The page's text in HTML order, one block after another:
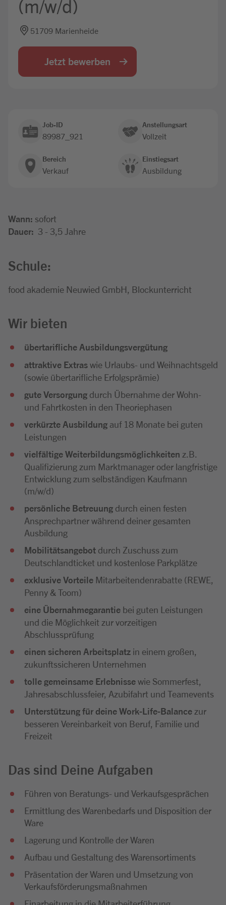
(m/w/d)
51709 Marienheide
Jetzt bewerben
Job-ID
89987_921
Anstellungsart
Vollzeit
Bereich
Verkauf
Einstiegsart
Ausbildung
Wann: sofort
Dauer: 3 - 3,5 Jahre
Schule:
food akademie Neuwied GmbH, Blockunterricht
Wir bieten
übertarifliche Ausbildungsvergütung
attraktive Extraswie Urlaubs- und Weihnachtsgeld
(sowie übertarifliche Erfolgsprämie)
gute Versorgung durch Übernahme der Wohn-
und Fahrtkosten in den Theoriephasen
verkürzte Ausbildung auf 18 Monate bei guten
Leistungen
vielfältige Weiterbildungsmöglichkeiten z.B.
Qualifizierung zum Marktmanager oder langfristige
Entwicklung zum selbständigen Kaufmann
(m/w/d)
persönliche Betreuung durch einen festen
Ansprechpartner während deiner gesamten
Ausbildung
Mobilitätsangebot durch Zuschuss zum
Deutschlandticket und kostenlose Parkplätze
exklusive Vorteile Mitarbeitendenrabatte (REWE,
Penny & Toom)
eine Übernahmegarantie bei guten Leistungen
und die Möglichkeit zur vorzeitigen
Abschlussprüfung
einen sicheren Arbeitsplatz in einem großen,
zukunftssicheren Unternehmen
tolle gemeinsame Erlebnissewie Sommerfest,
Jahresabschlussfeier, Azubifahrt und Teamevents
Unterstützung für deine Work-Life-Balance zur
besseren Vereinbarkeit von Beruf, Familie und
Freizeit
Das sind Deine Aufgaben
Führen von Beratungs- und Verkaufsgesprächen
Ermittlung des Warenbedarfs und Disposition der
Ware
Lagerung und Kontrolle der Waren
Aufbau und Gestaltung des Warensortiments
Präsentation der Waren und Umsetzung von
Verkaufsförderungsmaßnahmen